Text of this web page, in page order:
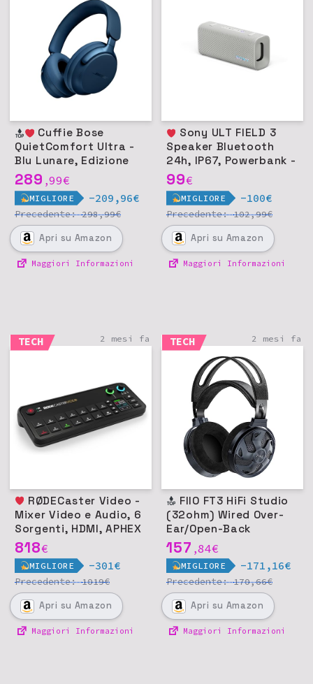
QuietComfort Ultra -
Blu Lunare, Edizione
Limitata
289 ,99€
MIGLIORE -209,96€
Precedente:298,99€
Apri su Amazon
Maggiori Informazioni
Speaker Bluetooth
24h, IP67, Powerbank -
Off White
99€
MIGLIORE -100€
Precedente:102,99€
Apri su Amazon
Maggiori Informazioni
TECH 2 mesi fa
Mixer Video e Audio, 6
Sorgenti, HDMI, APHEX
DSP
818€
MIGLIORE -301€
Precedente:1019€
Apri su Amazon
Maggiori Informazioni
TECH 2 mesi fa
(32ohm) Wired Over-
Ear/Open-Back
Headphone, Driver
60mm
157 ,84€
MIGLIORE -171,16€
Precedente:170,66€
Apri su Amazon
Maggiori Informazioni